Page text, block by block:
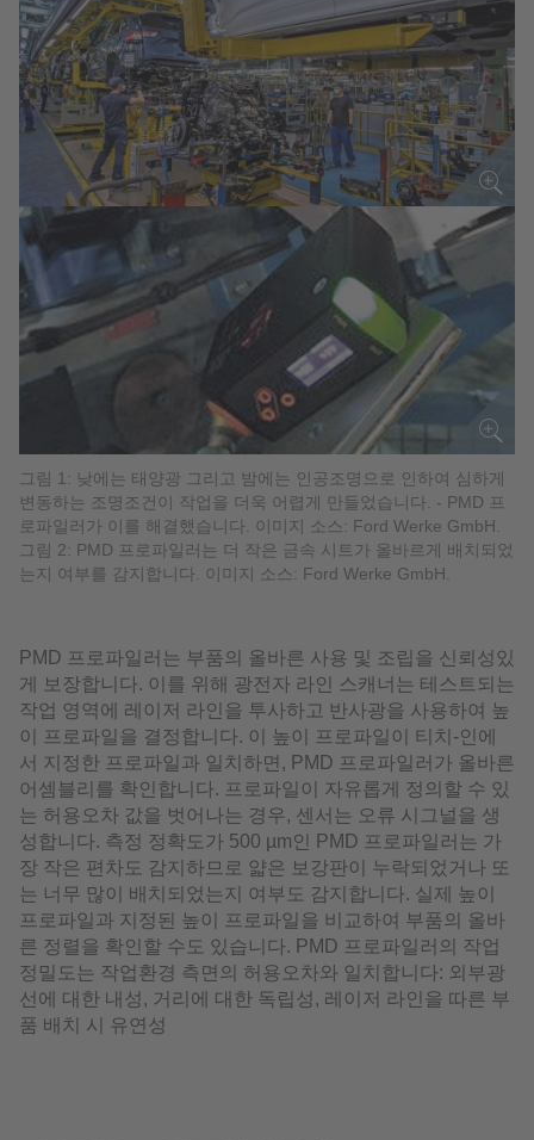
그림 1: 낮에는 태양광 그리고 밤에는 인공조명으로 인하여 심하게
변동하는 조명조건이 작업을 더욱 어렵게 만들었습니다. - PMD 프
로파일러가 이를 해결했습니다. 이미지 소스: Ford Werke GmbH.
그림 2: PMD 프로파일러는 더 작은 금속 시트가 올바르게 배치되었
는지 여부를 감지합니다. 이미지 소스: Ford Werke GmbH.
PMD 프로파일러는 부품의 올바른 사용 및 조립을 신뢰성있
게 보장합니다. 이를 위해 광전자 라인 스캐너는 테스트되는
작업 영역에 레이저 라인을 투사하고 반사광을 사용하여 높
이 프로파일을 결정합니다. 이 높이 프로파일이 티치-인에
서 지정한 프로파일과 일치하면, PMD 프로파일러가 올바른
어셈블리를 확인합니다. 프로파일이 자유롭게 정의할 수 있
는 허용오차 값을 벗어나는 경우, 센서는 오류 시그널을 생
성합니다. 측정 정확도가 500 µm인 PMD 프로파일러는 가
장 작은 편차도 감지하므로 얇은 보강판이 누락되었거나 또
는 너무 많이 배치되었는지 여부도 감지합니다. 실제 높이
프로파일과 지정된 높이 프로파일을 비교하여 부품의 올바
른 정렬을 확인할 수도 있습니다. PMD 프로파일러의 작업
정밀도는 작업환경 측면의 허용오차와 일치합니다: 외부광
선에 대한 내성, 거리에 대한 독립성, 레이저 라인을 따른 부
품 배치 시 유연성